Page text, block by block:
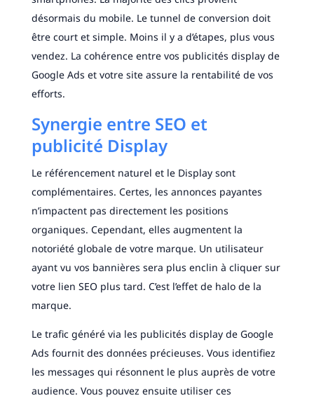
désormais du mobile. Le tunnel de conversion doit
être court et simple. Moins il y a d’étapes, plus vous
vendez. La cohérence entre vos publicités display de
Google Ads et votre site assure la rentabilité de vos
efforts.
Synergie entre SEO et
publicité Display
Le référencement naturel et le Display sont
complémentaires. Certes, les annonces payantes
n’impactent pas directement les positions
organiques. Cependant, elles augmentent la
notoriété globale de votre marque. Un utilisateur
ayant vu vos bannières sera plus enclin à cliquer sur
votre lien SEO plus tard. C’est l’effet de halo de la
marque.
Le trafic généré via les publicités display de Google
Ads fournit des données précieuses. Vous identifiez
les messages qui résonnent le plus auprès de votre
audience. Vous pouvez ensuite utiliser ces